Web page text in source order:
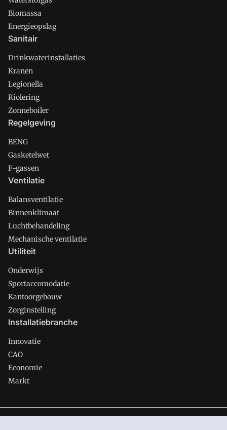
Biomassa
Energieopslag
Sanitair
Drinkwaterinstallaties
Kranen
Legionella
Riolering
Zonneboiler
Regelgeving
BENG
Gasketelwet
F-gassen
Ventilatie
Balansventilatie
Binnenklimaat
Luchtbehandeling
Mechanische ventilatie
Utiliteit
Onderwijs
Sportaccomodatie
Kantoorgebouw
Zorginstelling
Installatiebranche
Innovatie
CAO
Economie
Markt